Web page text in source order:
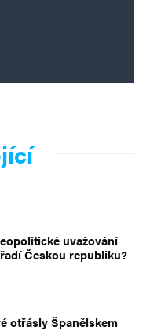
uvažování
Českou republiku?
otřásly Španělskem